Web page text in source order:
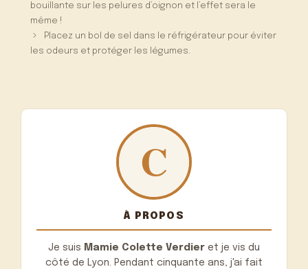
bouillante sur les pelures d’oignon et l’effet sera le
même !
Placez un bol de sel dans le réfrigérateur pour éviter
les odeurs et protéger les légumes.
À PROPOS
Je suis Mamie Colette Verdier et je vis du
côté de Lyon. Pendant cinquante ans, j'ai fait